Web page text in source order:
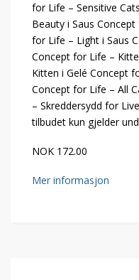
for Life – Sensitive
Beauty i Saus
for Life – Light i Saus
Concept for Life –
Kitten i Gelé Concept
Concept for Life – All
– Skreddersydd for
tilbudet kun gjelder
NOK 172.00
Mer informasjon